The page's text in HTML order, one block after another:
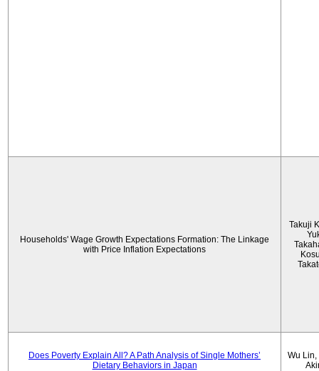
Households' Wage Growth Expectations Formation: The Linkage
with Price Inflation Expectations
Takuji
Does Poverty Explain All? A Path Analysis of Single Mothers’
Dietary Behaviors in Japan
Wu Lin,